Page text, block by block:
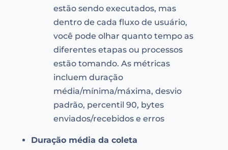
estão sendo executados, mas
dentro de cada fluxo de usuário,
você pode olhar quanto tempo as
diferentes etapas ou processos
estão tomando. As métricas
incluem duração
média/mínima/máxima, desvio
padrão, percentil 90, bytes
enviados/recebidos e erros
Duração média da coleta